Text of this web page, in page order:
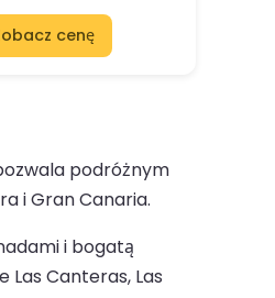
cenę
podróżnym
i Gran Canaria.
i bogatą
Canteras, Las